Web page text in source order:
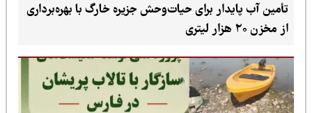
تأمین آب پایدار برای حیات‌وحش جزیره خارگ با بهره‌برداری
از مخزن ۲۰ هزار لیتری